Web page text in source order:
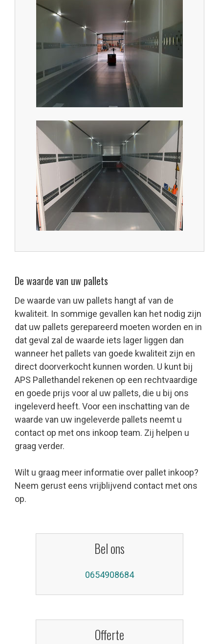
De waarde van uw pallets
De waarde van uw pallets hangt af van de
kwaliteit. In sommige gevallen kan het nodig zijn
dat uw pallets gerepareerd moeten worden en in
dat geval zal de waarde iets lager liggen dan
wanneer het pallets van goede kwaliteit zijn en
direct doorverkocht kunnen worden. U kunt bij
APS Pallethandel rekenen op een rechtvaardige
en goede prijs voor al uw pallets, die u bij ons
ingeleverd heeft. Voor een inschatting van de
waarde van uw ingeleverde pallets neemt u
contact op met ons inkoop team. Zij helpen u
graag verder.
Wilt u graag meer informatie over pallet inkoop?
Neem gerust eens vrijblijvend contact met ons
op.
Bel ons
0654908684
Offerte